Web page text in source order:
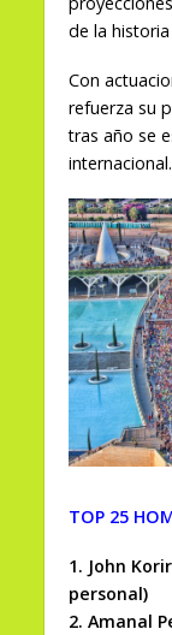
de la
Con
refuerza su
tras año se
internacional.
TOP 25
1. John
personal)
2. Amanal